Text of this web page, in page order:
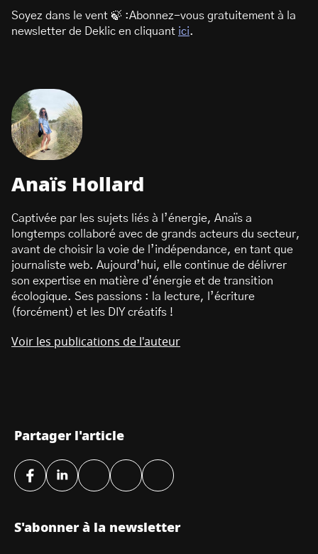
Soyez dans le vent 🍃 :Abonnez-vous gratuitement à la
newsletter de Deklic en cliquant ici.
Anaïs Hollard
Captivée par les sujets liés à l’énergie, Anaïs a
longtemps collaboré avec de grands acteurs du secteur,
avant de choisir la voie de l’indépendance, en tant que
journaliste web. Aujourd’hui, elle continue de délivrer
son expertise en matière d’énergie et de transition
écologique. Ses passions : la lecture, l’écriture
(forcément) et les DIY créatifs !
Voir les publications de l'auteur
Partager l'article
S'abonner à la newsletter